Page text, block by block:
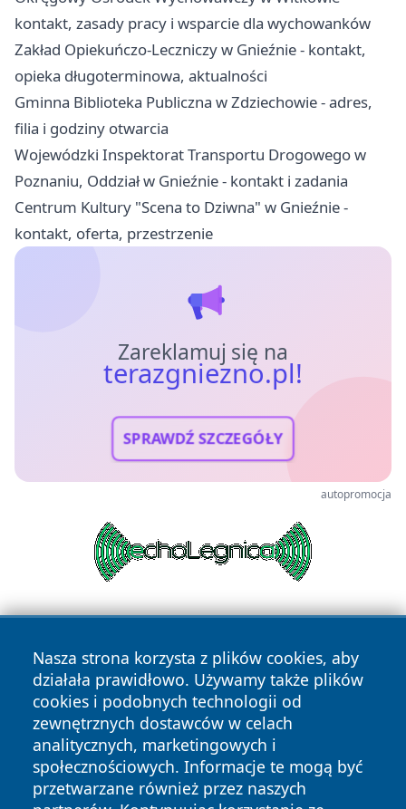
kontakt, zasady pracy i wsparcie dla wychowanków
Zakład Opiekuńczo-Leczniczy w Gnieźnie - kontakt,
opieka długoterminowa, aktualności
Gminna Biblioteka Publiczna w Zdziechowie - adres,
filia i godziny otwarcia
Wojewódzki Inspektorat Transportu Drogowego w
Poznaniu, Oddział w Gnieźnie - kontakt i zadania
Centrum Kultury "Scena to Dziwna" w Gnieźnie -
kontakt, oferta, przestrzenie
Zareklamuj się na
terazgniezno.pl!
SPRAWDŹ SZCZEGÓŁY
autopromocja
Nasza strona korzysta z plików cookies, aby
działała prawidłowo. Używamy także plików
cookies i podobnych technologii od
zewnętrznych dostawców w celach
analitycznych, marketingowych i
społecznościowych. Informacje te mogą być
przetwarzane również przez naszych
Copyright © 2026 terazgniezno.pl Wszystkie prawa
zastrzeżone.